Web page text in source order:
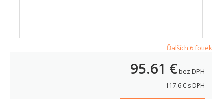
Ďalších 6 fotiek
95.61 €bez DPH
117.6€ s DPH